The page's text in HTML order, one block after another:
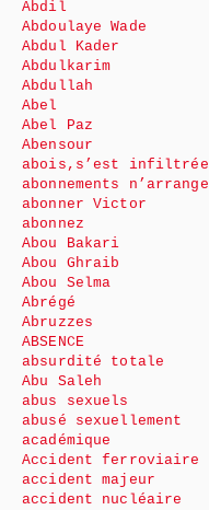
Abdil
Abdoulaye Wade
Abdul Kader
Abdulkarim
Abdullah
Abel
Abel Paz
Abensour
abois,s’est infiltrée
abonnements n’arrange
abonner Victor
abonnez
Abou Bakari
Abou Ghraib
Abou Selma
Abrégé
Abruzzes
ABSENCE
absurdité totale
Abu Saleh
abus sexuels
abusé sexuellement
académique
Accident ferroviaire
accident majeur
accident nucléaire